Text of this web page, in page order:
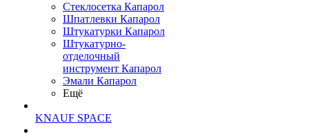
Cтеклосетка Капарол
Шпатлевки Капарол
Штукатурки Капарол
Штукатурно-
отделочный
инструмент Капарол
Эмали Капарол
Ещё
KNAUF SPACE